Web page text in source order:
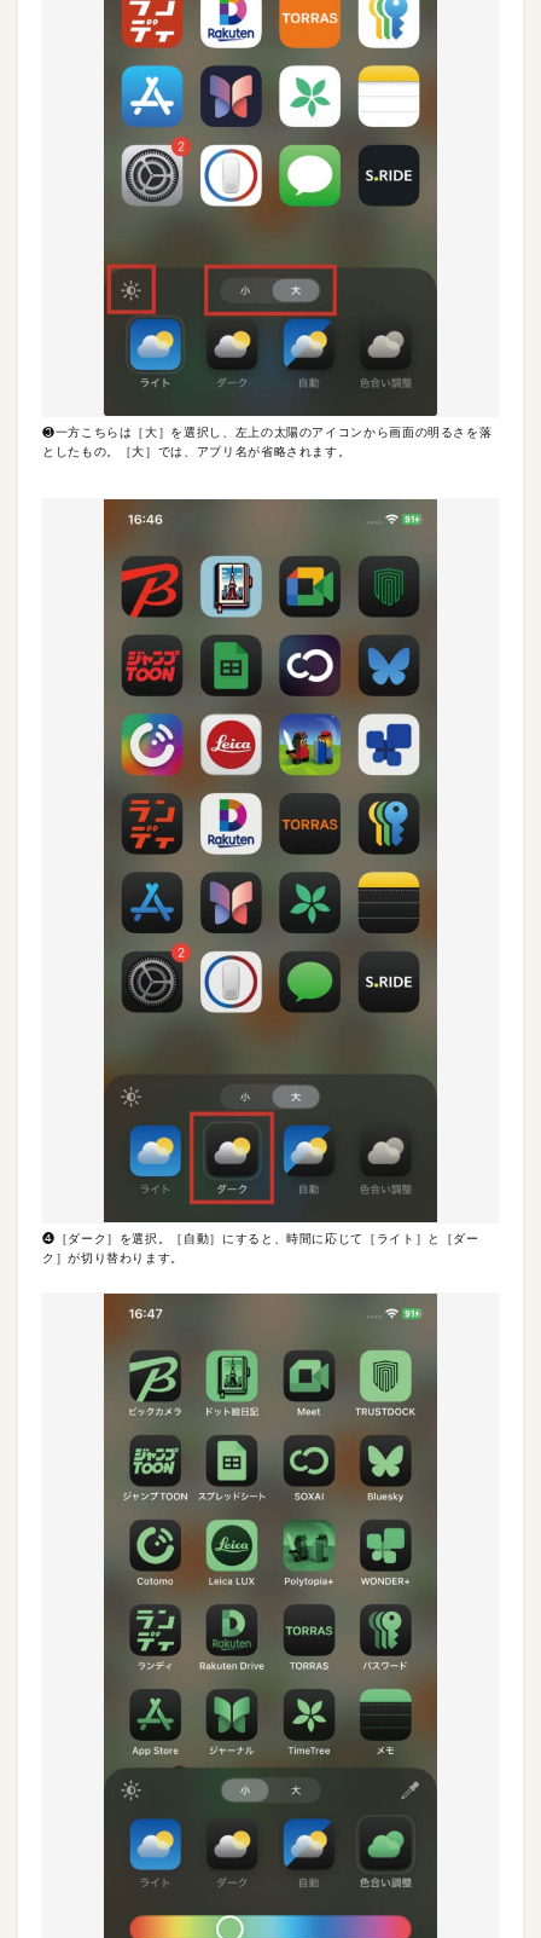
❸一方こちらは［大］を選択し、左上の太陽のアイコンから画面の明るさを落
としたもの。［大］では、アプリ名が省略されます。
❹［ダーク］を選択。［自動］にすると、時間に応じて［ライト］と［ダー
ク］が切り替わります。